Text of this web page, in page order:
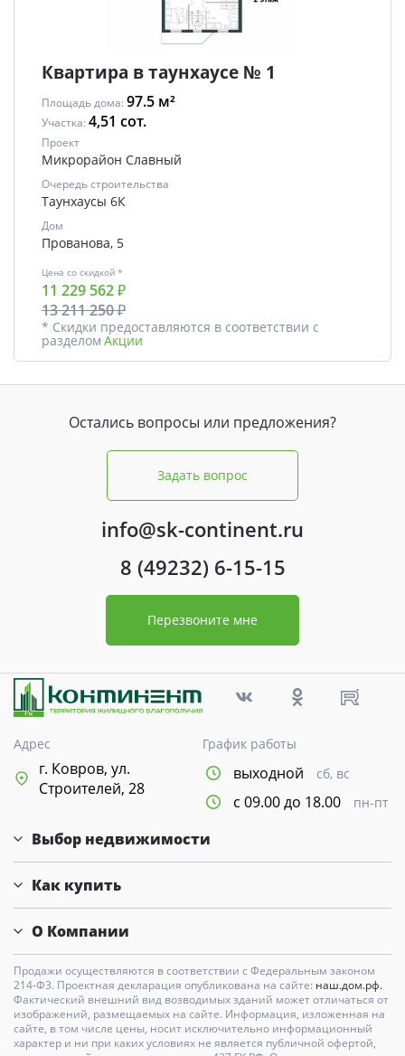
Квартира в таунхаусе № 1
Площадь дома: 97.5 м²
Участка: 4,51 сот.
Проект
Микрорайон Славный
Очередь строительства
Таунхаусы 6К
Дом
Прованова, 5
Цена со скидкой *
11 229 562 ₽
13 211 250 ₽
* Скидки предоставляются в соответствии с
разделом Акции
Остались вопросы или предложения?
Задать вопрос
info@sk-continent.ru
8 (49232) 6-15-15
Перезвоните мне
Адрес
г. Ковров, ул.
Строителей, 28
График работы
выходной сб, вс
с 09.00 до 18.00 пн-пт
Выбор недвижимости
Как купить
О Компании
Продажи осуществляются в соответствии с Федеральным законом
214-Ф3. Проектная декларация опубликована на сайте: наш.дом.рф.
Фактический внешний вид возводимых зданий может отличаться от
изображений, размещаемых на сайте. Информация, изложенная на
сайте, в том числе цены, носит исключительно информационный
характер и ни при каких условиях не является публичной офертой,